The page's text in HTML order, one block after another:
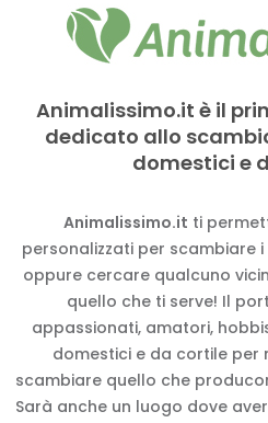
Animalissimo.it è il
dedicato allo
domestici e
Animalissimo.it ti
personalizzati per scambiare
oppure cercare qualcuno
quello che ti serve! Il
appassionati, amatori,
domestici e da cortile
scambiare quello che
Sarà anche un luogo dove